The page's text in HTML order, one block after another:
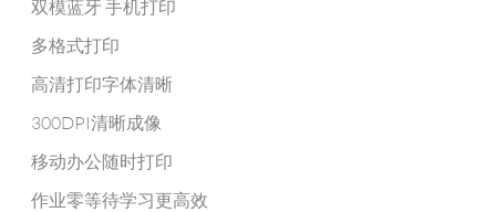
双模蓝牙 手机打印
多格式打印
高清打印字体清晰
300DPI清晰成像
移动办公随时打印
作业零等待学习更高效